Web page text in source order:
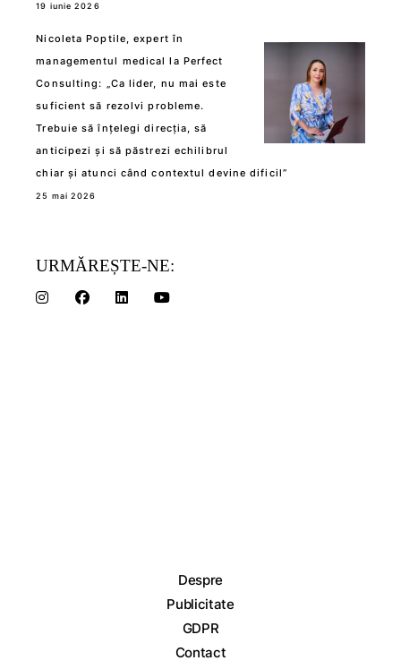
19 iunie 2026
Nicoleta Poptile, expert în
managementul medical la Perfect
Consulting: „Ca lider, nu mai este
suficient să rezolvi probleme.
Trebuie să înțelegi direcția, să
anticipezi și să păstrezi echilibrul
chiar și atunci când contextul devine dificil”
25 mai 2026
URMĂREȘTE-NE:
Despre
Publicitate
GDPR
Contact